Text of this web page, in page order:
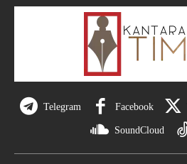
Telegram Facebook
SoundCloud